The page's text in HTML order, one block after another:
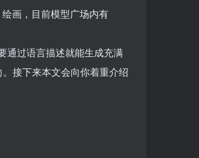
绘画，目前模型广场内有
通过语言描述就能生成充满
接下来本文会向你着重介绍